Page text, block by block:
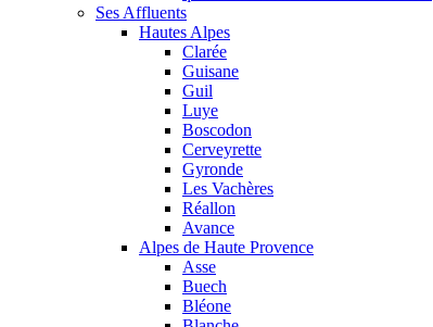
Ses Affluents
Hautes Alpes
Clarée
Guisane
Guil
Luye
Boscodon
Cerveyrette
Gyronde
Les Vachères
Réallon
Avance
Alpes de Haute Provence
Asse
Buech
Bléone